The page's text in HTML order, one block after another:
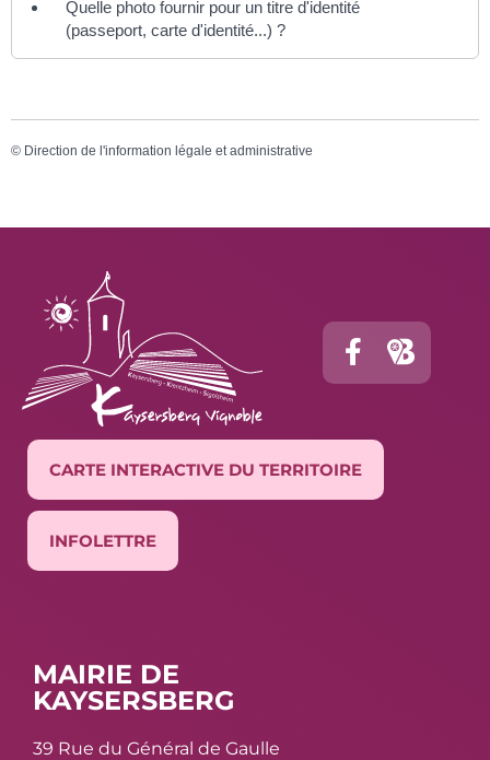
Quelle photo fournir pour un titre d'identité
(passeport, carte d'identité...) ?
© Direction de l'information légale et administrative
CARTE INTERACTIVE DU TERRITOIRE
INFOLETTRE
MAIRIE DE
KAYSERSBERG
39 Rue du Général de Gaulle